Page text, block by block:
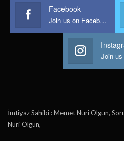
Facebook
Join us on Facebook
İmtiyaz Sahibi : Memet Nuri Olgun,
Nuri Olgun,